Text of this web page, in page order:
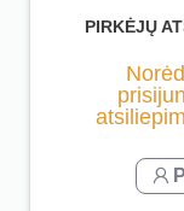
PIRKĖJŲ